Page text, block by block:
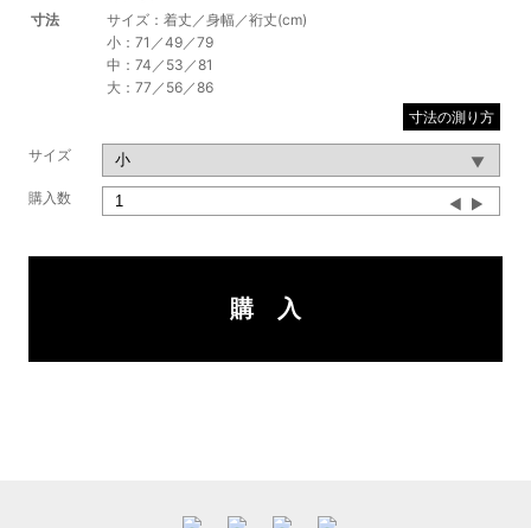
寸法
サイズ：着丈／身幅／裄丈(cm)
小：71／49／79
中：74／53／81
大：77／56／86
寸法の測り方
サイズ
購入数 ▲
▼